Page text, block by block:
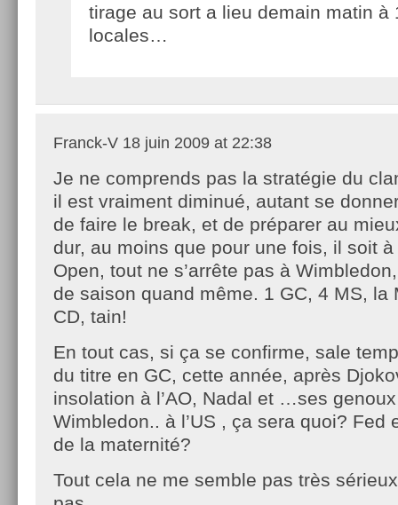
tirage au sort a lieu demain matin à
locales…
Franck-V 18 juin 2009 at 22:38
Je ne comprends pas la stratégie du
il est vraiment diminué, autant se
de faire le break, et de préparer au
dur, au moins que pour une fois, il soit à
Open, tout ne s’arrête pas à
de saison quand même. 1 GC, 4 MS, la
CD, tain!
En tout cas, si ça se confirme, sale
du titre en GC, cette année, après
insolation à l’AO, Nadal et …ses
Wimbledon.. à l’US , ça sera quoi? Fed
de la maternité?
Tout cela ne me semble pas très